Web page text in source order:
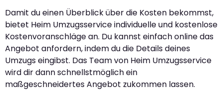
Damit du einen Überblick über die Kosten bekommst,
bietet Heim Umzugsservice individuelle und kostenlose
Kostenvoranschläge an. Du kannst einfach online das
Angebot anfordern, indem du die Details deines
Umzugs eingibst. Das Team von Heim Umzugsservice
wird dir dann schnellstmöglich ein
maßgeschneidertes Angebot zukommen lassen.